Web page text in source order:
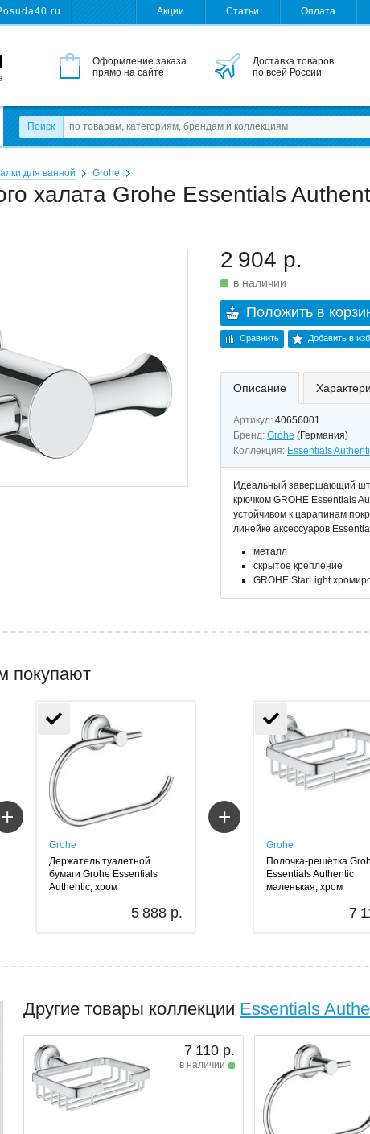
Акции Статьи Оплата
Оформление заказа
прямо на сайте
Доставка товаров
по всей России
Поиск
для ванной Grohe
халата Grohe Essentials
2 904 р.
в наличии
Положить в
Сравнить Добавить в
Описание
Артикул: 40656001
Бренд: Grohe (Германия)
Коллекция: Essentials
Идеальный завершающий
крючком GROHE Essentials
устойчивом к царапинам
линейке аксессуаров
металл
скрытое крепление
GROHE StarLight
покупают
+
Grohe
Держатель туалетной
бумаги Grohe Essentials
Authentic, хром
5 888 р.
+
Grohe
Полочка-решётка
Essentials Authentic
маленькая, хром
7
Другие товары коллекции Essentials
7 110 р.
в наличии